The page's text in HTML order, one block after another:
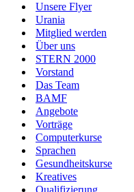
Unsere Flyer
Urania
Mitglied werden
Über uns
STERN 2000
Vorstand
Das Team
BAMF
Angebote
Vorträge
Computerkurse
Sprachen
Gesundheitskurse
Kreatives
Qualifizierung